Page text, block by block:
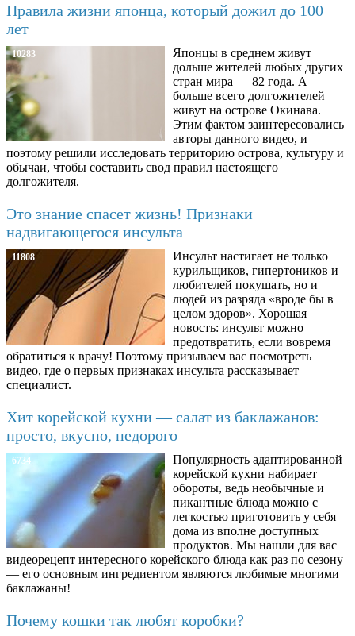
Правила жизни японца, который дожил до 100
лет
10283
Японцы в среднем живут
дольше жителей любых других
стран мира — 82 года. А
больше всего долгожителей
живут на острове Окинава.
Этим фактом заинтересовались
авторы данного видео, и
поэтому решили исследовать территорию острова, культуру и
обычаи, чтобы составить свод правил настоящего
долгожителя.
Это знание спасет жизнь! Признаки
надвигающегося инсульта
11808
Инсульт настигает не только
курильщиков, гипертоников и
любителей покушать, но и
людей из разряда «вроде бы в
целом здоров». Хорошая
новость: инсульт можно
предотвратить, если вовремя
обратиться к врачу! Поэтому призываем вас посмотреть
видео, где о первых признаках инсульта рассказывает
специалист.
Хит корейской кухни — салат из баклажанов:
просто, вкусно, недорого
6734
Популярность адаптированной
корейской кухни набирает
обороты, ведь необычные и
пикантные блюда можно с
легкостью приготовить у себя
дома из вполне доступных
продуктов. Мы нашли для вас
видеорецепт интересного корейского блюда как раз по сезону
— его основным ингредиентом являются любимые многими
баклажаны!
Почему кошки так любят коробки?